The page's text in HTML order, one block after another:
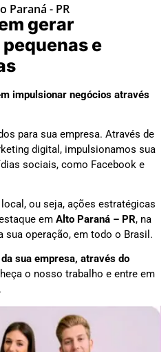
Paraná - PR
gerar
e
impulsionar negócios através
para sua empresa. Através de
digital, impulsionamos sua
sociais, como Facebook e
ou seja, ações estratégicas
em Alto Paraná – PR, na
sua operação, em todo o Brasil.
sua empresa, através do
o nosso trabalho e entre em